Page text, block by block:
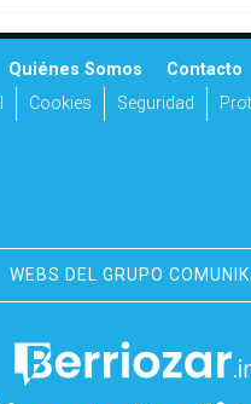
Quiénes Somos Contacto
Cookies Seguridad
WEBS DEL GRUPO